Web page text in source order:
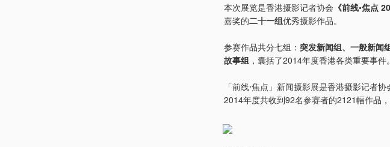
本次展览是香港摄影记者协会 《前线‧焦点
嘉奖的二十一组优秀摄影作品。
参赛作品共分七组： 突发新闻组、一般新闻
故事组 ，囊括了2014年度香港各类重要事件。
「前线‧焦点」新闻摄影展是香港摄影记者
2014年度共收到92名参赛者的2121幅作品